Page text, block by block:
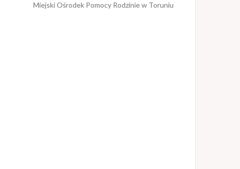
Miejski Ośrodek Pomocy Rodzinie w Toruniu